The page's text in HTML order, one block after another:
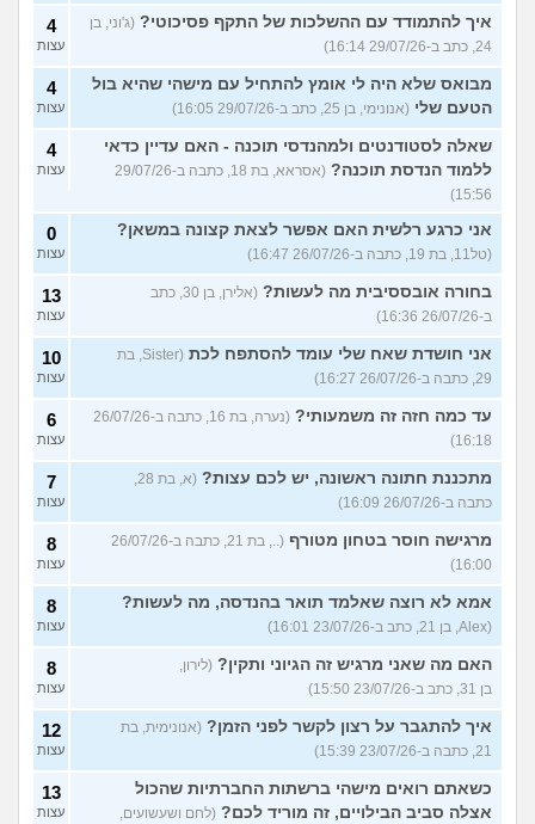
איך להתמודד עם ההשלכות של התקף פסיכוטי? (ג'וני, בן
24, כתב ב-29/07/26 16:14)
4
עצות
מבואס שלא היה לי אומץ להתחיל עם מישהי שהיא בול
הטעם שלי (אנונימי, בן 25, כתב ב-29/07/26 16:05)
4
עצות
שאלה לסטודנטים ולמהנדסי תוכנה - האם עדיין כדאי
ללמוד הנדסת תוכנה?
(אסראא, בת 18, כתבה ב-29/07/26
15:56)
4
עצות
אני כרגע רלשית האם אפשר לצאת קצונה במשאן?
(טל11, בת 19, כתבה ב-26/07/26 16:47)
0
עצות
בחורה אובססיבית מה לעשות?
(אלירן, בן 30, כתב
ב-26/07/26 16:36)
13
עצות
אני חושדת שאח שלי עומד להסתפח לכת
(Sister, בת
29, כתבה ב-26/07/26 16:27)
10
עצות
עד כמה חזה זה משמעותי?
(נערה, בת 16, כתבה ב-26/07/26
16:18)
6
עצות
מתכננת חתונה ראשונה, יש לכם עצות?
(א, בת 28,
כתבה ב-26/07/26 16:09)
7
עצות
מרגישה חוסר בטחון מטורף
(.., בת 21, כתבה ב-26/07/26
16:00)
8
עצות
אמא לא רוצה שאלמד תואר בהנדסה, מה לעשות?
(Alex, בן 21, כתב ב-23/07/26 16:01)
8
עצות
האם מה שאני מרגיש זה הגיוני ותקין? (לירון,
בן 31, כתב ב-23/07/26 15:50)
8
עצות
איך להתגבר על רצון לקשר לפני הזמן? (אנונימית, בת
21, כתבה ב-23/07/26 15:39)
12
עצות
כשאתם רואים מישהי ברשתות החברתיות שהכול
אצלה סביב הבילויים, זה מוריד לכם? (לחם ושעשועים,
13
עצות